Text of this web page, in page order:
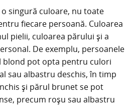
singură culoare, nu toate
fiecare persoană. Culoarea
pielii, culoarea părului și a
De exemplu, persoanele
blond pot opta pentru culori
sau albastru deschis, în timp
și părul brunet se pot
precum roșu sau albastru